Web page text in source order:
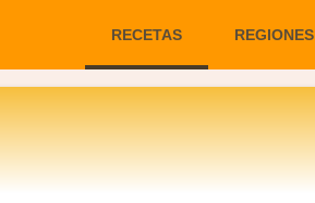
RECETAS REGIONES